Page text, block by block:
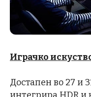
Играчко
Достапен во 27 и